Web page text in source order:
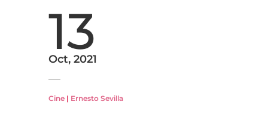
13
Oct, 2021
Cine| Ernesto Sevilla